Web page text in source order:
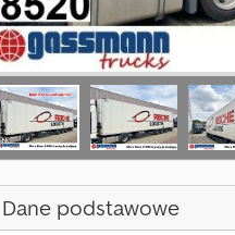
Dane podstawowe